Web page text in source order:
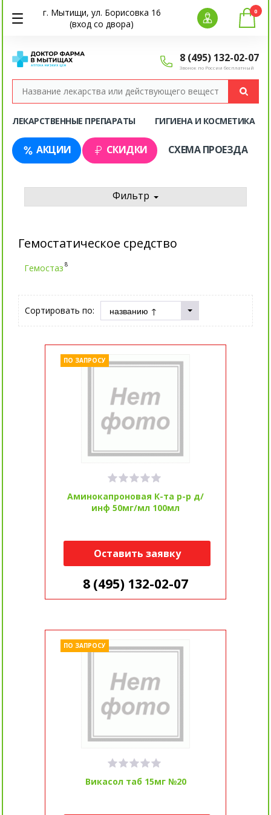
г. Мытищи, ул. Борисовка 16
(вход со двора)
8 (495) 132-02-07
Звонок по России бесплатный
0
ЛЕКАРСТВЕННЫЕ ПРЕПАРАТЫ ГИГИЕНА И КОСМЕТИКА
АКЦИИ СКИДКИ СХЕМА ПРОЕЗДА
Фильтр
Гемостатическое средство
Гемостаз 8
Сортировать по:
Аминокапроновая К-та р-р д/
инф 50мг/мл 100мл
ПО ЗАПРОСУ
Оставить заявку
8 (495) 132-02-07
Викасол таб 15мг №20
ПО ЗАПРОСУ